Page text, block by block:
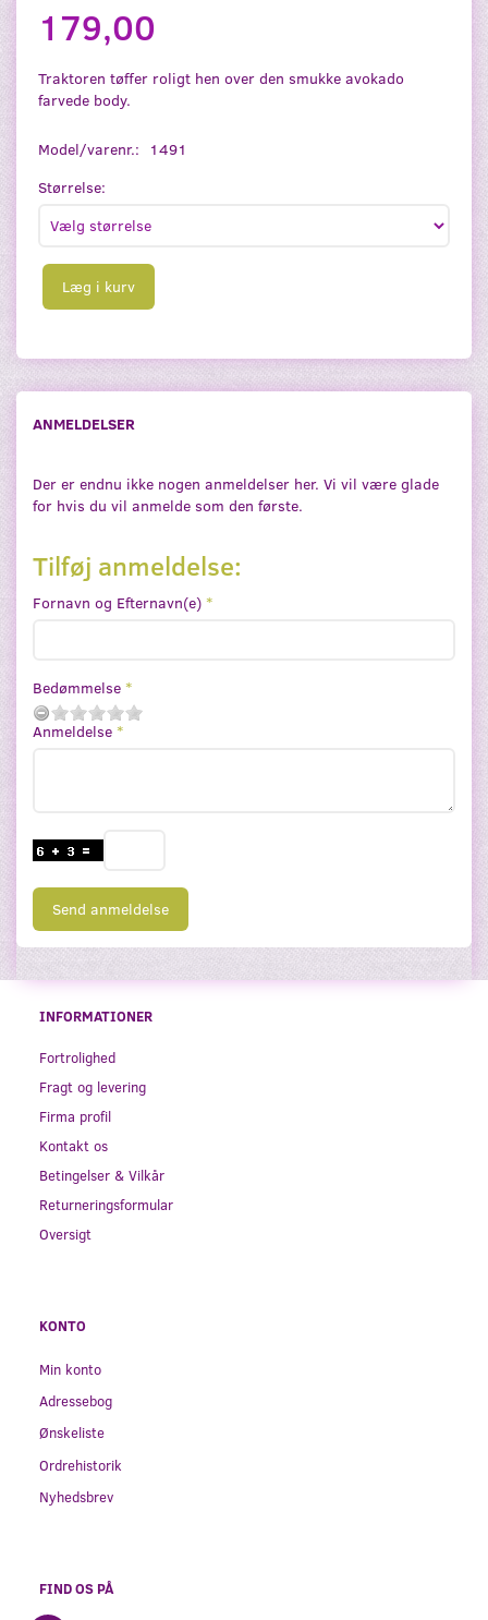
179,00
Traktoren tøffer roligt hen over den smukke avokado
farvede body.
Model/varenr.:
1491
Størrelse:
Læg i kurv
ANMELDELSER
Der er endnu ikke nogen anmeldelser her. Vi vil være glade
for hvis du vil anmelde som den første.
Tilføj anmeldelse:
Fornavn og Efternavn(e)
Bedømmelse
Anmeldelse
Send anmeldelse
INFORMATIONER
Fortrolighed
Fragt og levering
Firma profil
Kontakt os
Betingelser & Vilkår
Returneringsformular
Oversigt
KONTO
Min konto
Adressebog
Ønskeliste
Ordrehistorik
Nyhedsbrev
FIND OS PÅ